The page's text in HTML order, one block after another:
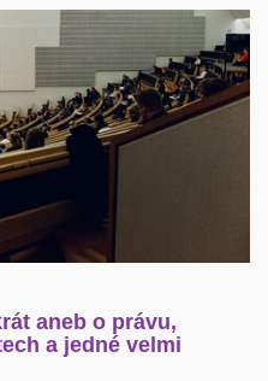
aneb o právu,
a jedné velmi